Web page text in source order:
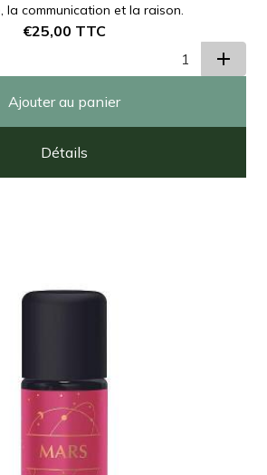
la communication et la raison.
€25,00 TTC
Ajouter au panier
Détails